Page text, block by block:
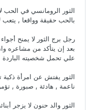
الثور الرومانسي في الحب
بالحب حقيقة وواقعا , يتعب
رجل برج الثور لا يمنح
بعد إن يتأكد من مشاعره
علي تحمل شخصيته الباردة
الثور يفتش عن امرأة
ناعمة , هادئة , صبورة ,
الثور والد حنون لا يزجر